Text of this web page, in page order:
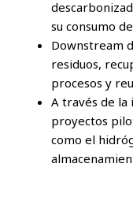
su consumo
Downstream
residuos,
procesos y
A través de la
proyectos
como el